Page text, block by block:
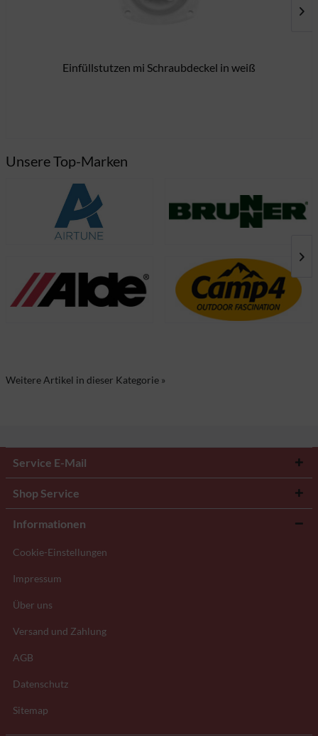
Einfüllstutzen mi Schraubdeckel in weiß
Unsere Top-Marken
Weitere Artikel in dieser Kategorie »
Service E-Mail
Shop Service
Informationen
Cookie-Einstellungen
Impressum
Über uns
Versand und Zahlung
AGB
Datenschutz
Sitemap